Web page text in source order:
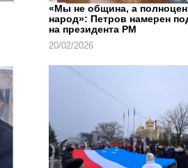
«Мы не община, а
народ»: Петров намерен
на президента РМ
20/02/2026